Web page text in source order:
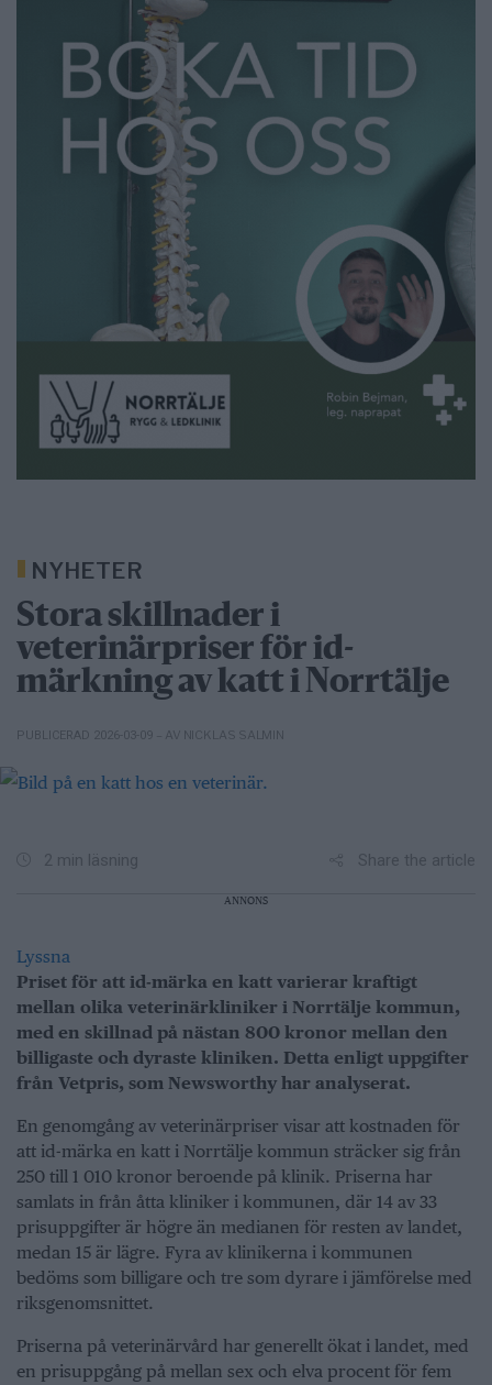
NYHETER
Stora skillnader i
veterinärpriser för id-
märkning av katt i Norrtälje
PUBLICERAD 2026-03-09 – AV NICKLAS SALMIN
2 min läsning Share the article
ANNONS
Lyssna
Priset för att id-märka en katt varierar kraftigt
mellan olika veterinärkliniker i Norrtälje kommun,
med en skillnad på nästan 800 kronor mellan den
billigaste och dyraste kliniken. Detta enligt uppgifter
från Vetpris, som Newsworthy har analyserat.
En genomgång av veterinärpriser visar att kostnaden för
att id-märka en katt i Norrtälje kommun sträcker sig från
250 till 1 010 kronor beroende på klinik. Priserna har
samlats in från åtta kliniker i kommunen, där 14 av 33
prisuppgifter är högre än medianen för resten av landet,
medan 15 är lägre. Fyra av klinikerna i kommunen
bedöms som billigare och tre som dyrare i jämförelse med
riksgenomsnittet.
Priserna på veterinärvård har generellt ökat i landet, med
en prisuppgång på mellan sex och elva procent för fem